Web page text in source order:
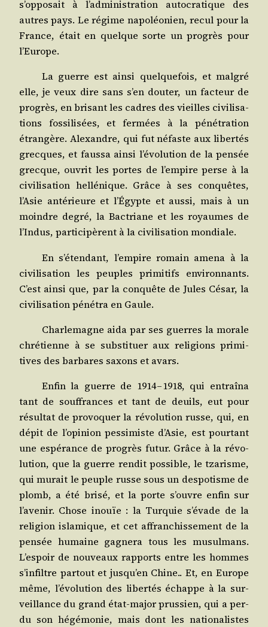
s’opposait à l’administration auto­cra­tique des
autres pays. Le régime napo­léo­nien, recul pour la
France, était en quelque sorte un pro­grès pour
l’Europe.
La guerre est ain­si quel­que­fois, et mal­gré
elle, je veux dire sans s’en dou­ter, un fac­teur de
pro­grès, en bri­sant les cadres des vieilles civi­li­sa­
tions fos­si­li­sées, et fer­mées à la péné­tra­tion
étran­gère. Alexandre, qui fut néfaste aux liber­tés
grecques, et faus­sa ain­si l’évolution de la pen­sée
grecque, ouvrit les portes de l’empire perse à la
civi­li­sa­tion hel­lé­nique. Grâce à ses conquêtes,
l’Asie anté­rieure et l’Égypte et aus­si, mais à un
moindre degré, la Bac­triane et les royaumes de
l’Indus, par­ti­ci­pèrent à la civi­li­sa­tion mondiale.
En s’étendant, l’empire romain ame­na à la
civi­li­sa­tion les peuples pri­mi­tifs envi­ron­nants.
C’est ain­si que, par la conquête de Jules César, la
civi­li­sa­tion péné­tra en Gaule.
Char­le­magne aida par ses guerres la morale
chré­tienne à se sub­sti­tuer aux reli­gions pri­mi­
tives des bar­bares saxons et avars.
Enfin la guerre de 1914 – 1918, qui entraî­na
tant de souf­frances et tant de deuils, eut pour
résul­tat de pro­vo­quer la révo­lu­tion russe, qui, en
dépit de l’opinion pes­si­miste d’Asie, est pour­tant
une espé­rance de pro­grès futur. Grâce à la révo­
lu­tion, que la guerre ren­dit pos­sible, le tza­risme,
qui murait le peuple russe sous un des­po­tisme de
plomb, a été bri­sé, et la porte s’ouvre enfin sur
l’avenir. Chose inouïe : la Tur­quie s’évade de la
reli­gion isla­mique, et cet affran­chis­se­ment de la
pen­sée humaine gagne­ra tous les musul­mans.
L’espoir de nou­veaux rap­ports entre les hommes
s’infiltre par­tout et jusqu’en Chine.. Et, en Europe
même, l’évolution des liber­tés échappe à la sur­
veillance du grand état-major prus­sien, qui a per­
du son hégé­mo­nie, mais dont les natio­na­listes